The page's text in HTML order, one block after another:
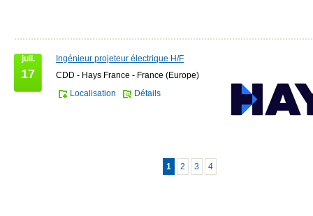
juil.
17
Ingénieur projeteur électrique H/F
CDD - Hays France - France (Europe)
Localisation
Détails
1 2 3 4